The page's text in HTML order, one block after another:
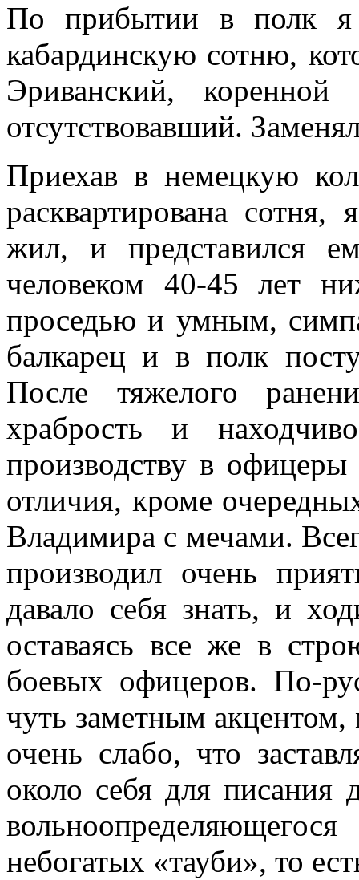
По прибытии в полк
кабардинскую сотню,
Эриванский,
отсутствовавший.
Приехав в немецкую
расквартирована
жил, и представил­ся
человеком 40­-45 лет
проседью и умным,
балкарец и в полк
После тяжелого
храбрость и
производству в
отличия, кроме
Вла­димира с мечами.
производил очень
давало себя знать, и
оставаясь все же в
боевых офи­церов. По-
чуть заметным
очень слабо, что
около себя для писания
небогатых «тауби», то